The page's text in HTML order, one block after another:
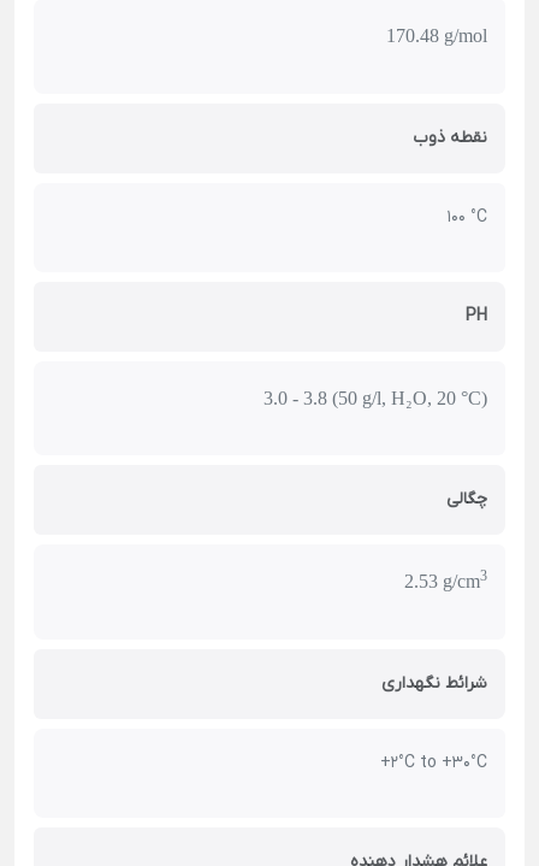
170.48 g/mol
نقطه ذوب
100 °C
PH
3.0 - 3.8 (50 g/l, H₂O, 20 °C)
چگالی
2.53 g/cm3
شرائط نگهداری
+2°C to +30°C